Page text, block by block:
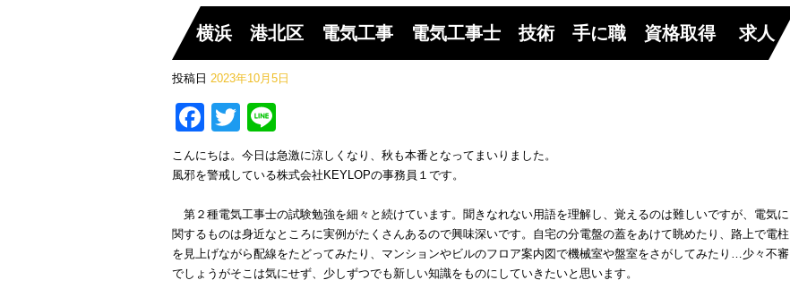
横浜 港北区 電気工事 電気工事士 技術 手に職 資格取得 求人
投稿日 2023年10月5日
Facebook
Twitter
こんにちは。今日は急激に涼しくなり、秋も本番となってまいりました。
風邪を警戒している株式会社KEYLOPの事務員１です。
第２種電気工事士の試験勉強を細々と続けています。聞きなれない用語を理解し、覚えるのは難しいですが、電気に
関するものは身近なところに実例がたくさんあるので興味深いです。自宅の分電盤の蓋をあけて眺めたり、路上で電柱
を見上げながら配線をたどってみたり、マンションやビルのフロア案内図で機械室や盤室をさがしてみたり…少々不審
でしょうがそこは気にせず、少しずつでも新しい知識をものにしていきたいと思います。